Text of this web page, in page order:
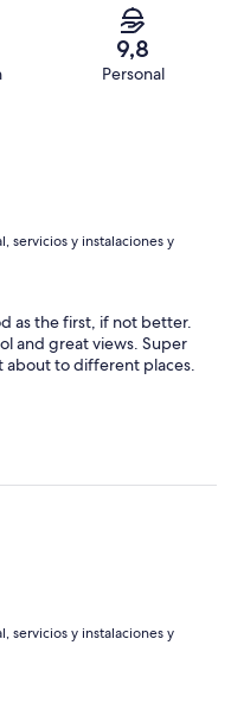
9,8
Personal
servicios y instalaciones y
as the first, if not better.
and great views. Super
about to different places.
servicios y instalaciones y